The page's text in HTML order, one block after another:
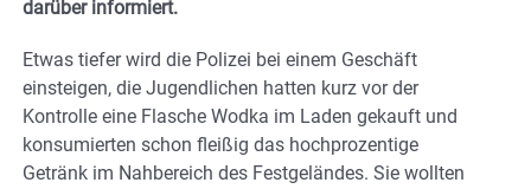
darüber informiert.
Etwas tiefer wird die Polizei bei einem Geschäft
einsteigen, die Jugendlichen hatten kurz vor der
Kontrolle eine Flasche Wodka im Laden gekauft und
konsumierten schon fleißig das hochprozentige
Getränk im Nahbereich des Festgeländes. Sie wollten